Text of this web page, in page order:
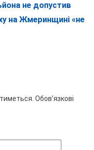
не допустив
на Жмеринщині «не
Обов’язкові